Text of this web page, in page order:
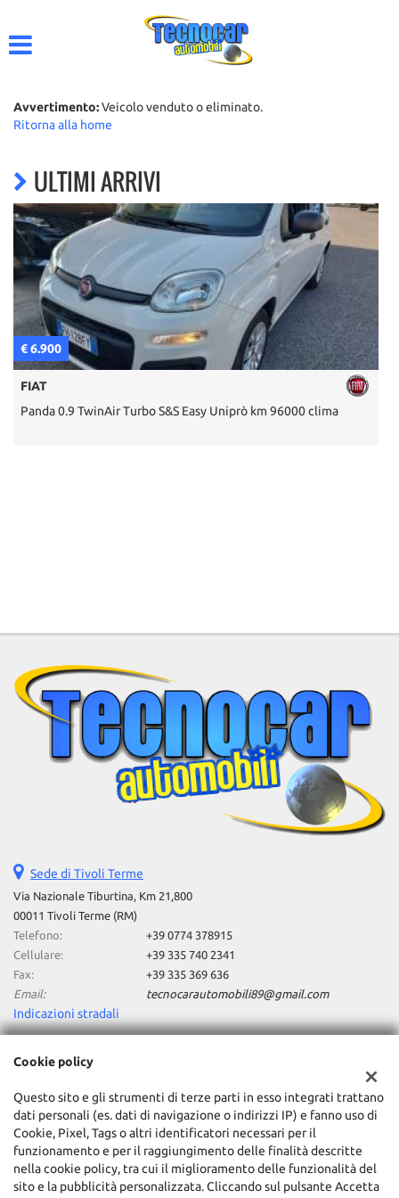
LISTA VEICOLI
ACQUISTIAMO USATO
CONTATTI
Avvertimento:Veicolo venduto o eliminato.
Ritorna alla home
ULTIMI ARRIVI
€ 6.900
FIAT
Panda 0.9 TwinAir Turbo S&S Easy Uniprò km 96000 clima
Sede di Tivoli Terme
Via Nazionale Tiburtina, Km 21,800
00011 Tivoli Terme (RM)
Telefono:
+39 0774 378915
Cellulare:
+39 335 740 2341
Fax:
+39 335 369 636
Email:
tecnocarautomobili89@gmail.com
Indicazioni stradali
Tecnocar Srl
Via Nazionale Tiburtina, Km 21,800, Tivoli Terme (RM)
C.F/P.IVA:03541581009
Registro delle imprese: RM
Cookie policy
Questo sito e gli strumenti di terze parti in esso integrati trattano
dati personali (es. dati di navigazione o indirizzi IP) e fanno uso di
Cookie, Pixel, Tags o altri identificatori necessari per il
funzionamento e per il raggiungimento delle finalità descritte
nella cookie policy, tra cui il miglioramento delle funzionalità del
sito e la pubblicità personalizzata. Cliccando sul pulsante Accetta